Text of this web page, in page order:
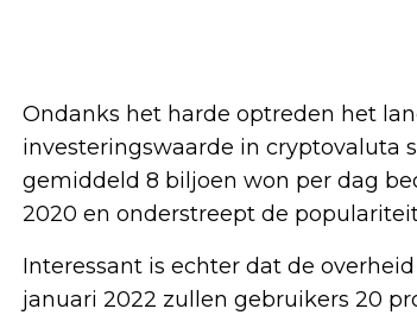
Ondanks het harde optreden het
investeringswaarde in cryptovaluta
gemiddeld 8 biljoen won per dag
2020 en onderstreept de
Interessant is echter dat de
januari 2022 zullen gebruikers 20